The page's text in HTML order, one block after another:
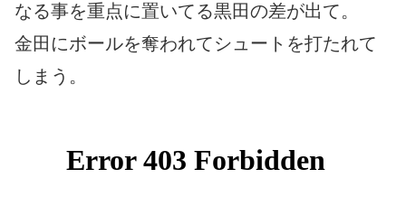
なる事を重点に置いてる黒田の差が出て。
金田にボールを奪われてシュートを打たれて
しまう。